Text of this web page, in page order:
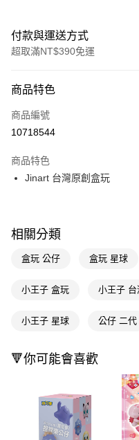
付款與運送方式
超取滿NT$390免運
POYA支付
信用卡一次付款
LINE Pay
街口支付
相關說明
便利好安心！
１．簡單：不需註冊會員、不需
２．便利：只要手機號碼，簡訊
３．安心：先確認商品／服務後
【「AFTEE先享後付」結帳流程
１．於結帳方式選擇「AFTEE
全家取貨付款
每筆NT$65，滿NT$390(含
商品特色
商品編號
10718544
商品特色
Jinart 台灣原創盒玩
相關分類
盒玩 公仔 盒玩 星球
小王子 盒玩 小王子 台
小王子 星球 公仔 二代
🔻你可能會喜歡